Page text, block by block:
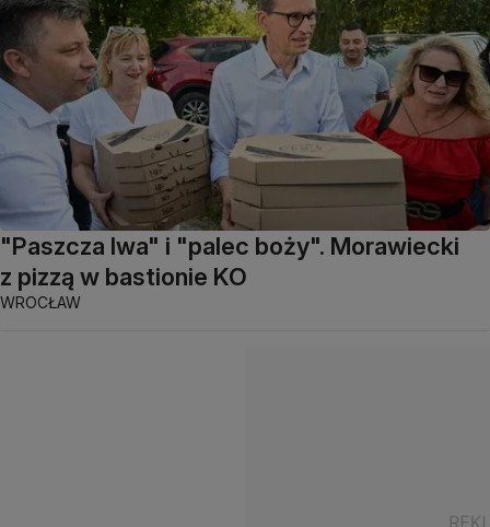
"Paszcza lwa" i "palec boży". Morawiecki
z pizzą w bastionie KO
WROCŁAW